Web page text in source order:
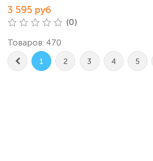
3 595 руб
(0)
Товаров: 470
1 2 3 4 5